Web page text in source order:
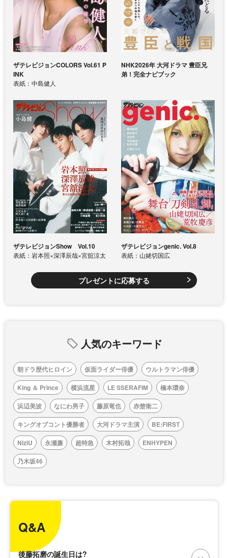
ザテレビジョンCOLORS Vol.61 P
INK
表紙：中島健人
NHK2026年 大河ドラマ 豊臣兄
弟！完全ナビブック
ザテレビジョンShow Vol.10
表紙：岩本照×深澤辰哉×宮舘涼太
ザテレビジョンgenic. Vol.8
表紙：山姥切国広
プレゼントに応募する
人気のキーワード
朝ドラ歴代ヒロイン 仮面ライダー俳優
ウルトラマン俳優
King ＆ Prince
横浜流星 LE SSERAFIM
橋本環奈
浜辺美波
なにわ男子 藤原竜也
赤楚衛二
キングオブコント優勝者
大河ドラマ主演
BE:FIRST
NiziU
永瀬廉 超特急 木村拓哉
ENHYPEN
乃木坂46
Q&A
後藤拓磨の誕生日は?